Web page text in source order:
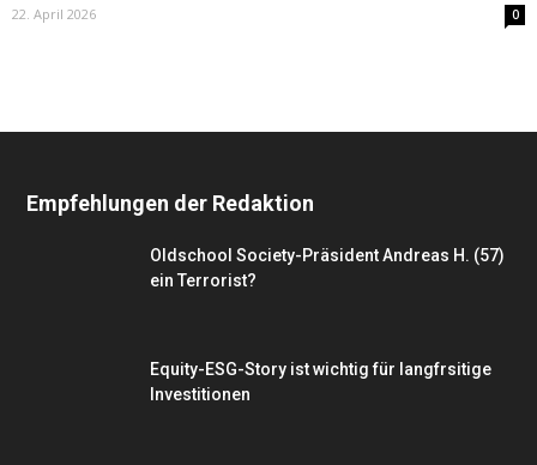
22. April 2026 0
Empfehlungen der Redaktion
Oldschool Society-Präsident Andreas H. (57)
ein Terrorist?
Equity-ESG-Story ist wichtig für langfrsitige
Investitionen